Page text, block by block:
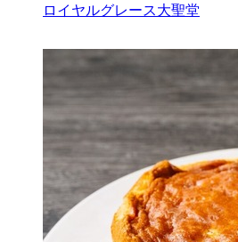
ロイヤルグレース大聖堂